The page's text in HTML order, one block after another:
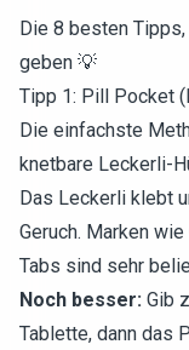
Die 8 besten
geben 💡
Tipp 1: Pill Pocket
Die einfachste
knetbare Leckerli-
Das Leckerli klebt
Geruch. Marken
Tabs sind sehr
Noch besser: Gib
Tablette, dann das